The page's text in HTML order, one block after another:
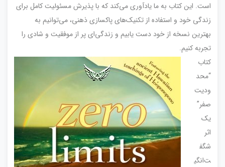
است. این کتاب به ما یادآوری می‌کند که با پذیرش مسئولیت کامل برای
زندگی خود و استفاده از تکنیک‌های پاکسازی ذهنی، می‌توانیم به
بهترین نسخه از خود دست یابیم و زندگی‌ای پر از موفقیت و شادی را
تجربه کنیم.
کتاب
“محد
ودیت
صفر”
یک
اثر
شگف
ت‌انگی